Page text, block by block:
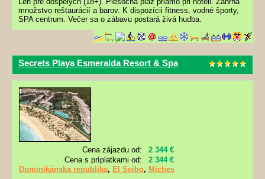
množstvo reštaurácií a barov. K dispozícii fitness, vodné športy,
SPA centrum. Večer sa o zábavu postará živá hudba.
Secrets Playa Esmeralda Resort & Spa
Cena zájazdu od:
2 344 €
Cena s príplatkami od:
2 344 €
Dominikánska republika, El Seibo, Miches